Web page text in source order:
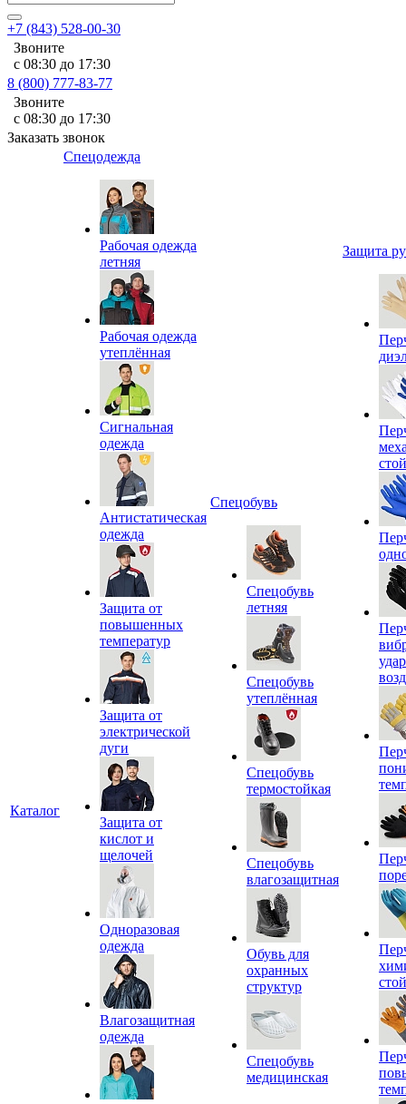
+7 (843) 528-00-30
Звоните
с 08:30 до 17:30
8 (800) 777-83-77
Звоните
с 08:30 до 17:30
Заказать звонок
Каталог
Спецодежда
Рабочая одежда
летняя
Рабочая одежда
утеплённая
Сигнальная
одежда
Антистатическая
одежда
Защита от
повышенных
температур
Защита от
электрической
дуги
Защита от
кислот и
щелочей
Одноразовая
одежда
Влагозащитная
одежда
Спецобувь
Спецобувь
летняя
Спецобувь
утеплённая
Спецобувь
термостойкая
Спецобувь
влагозащитная
Обувь для
охранных
структур
Спецобувь
медицинская
Защита